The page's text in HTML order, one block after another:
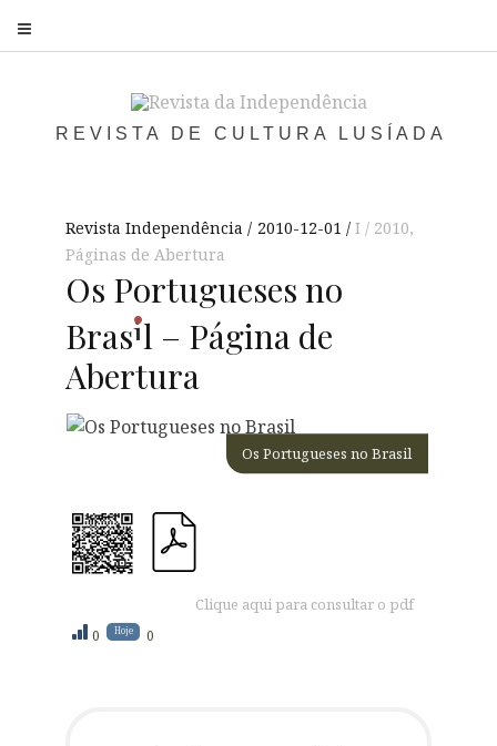
REVISTA DE CULTURA LUSÍADA
Revista Independência 2010-12-01 I / 2010,
Páginas de Abertura
Os Portugueses no
Brasil – Página de
Abertura
Os Portugueses no Brasil
Clique aqui para consultar o pdf
0 Hoje 0